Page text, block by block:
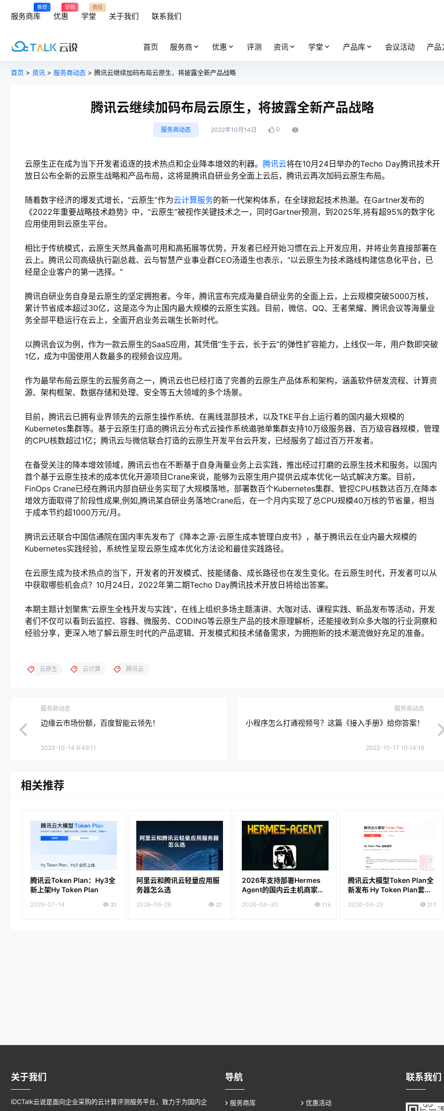
推荐
服务商库
促销
优惠
教程
学堂 关于我们 联系我们
首页 服务商 优惠 评测 资讯 学堂 产品库 会议活动 产品
首页 > 资讯 > 服务商动态 > 腾讯云继续加码布局云原生，将披露全新产品战略
腾讯云继续加码布局云原生，将披露全新产品战略
服务商动态 2022年10月14日 0
云原生正在成为当下开发者追逐的技术热点和企业降本增效的利器。 腾讯云将在10月24日举办的Techo Day腾讯技术开
放日公布全新的云原生战略和产品布局，这将是腾讯自研业务全面上云后，腾讯云再次加码云原生布局。
随着数字经济的爆发式增长，“云原生”作为云计算服务的新一代架构体系，在全球掀起技术热潮。在Gartner发布的
《2022年重要战略技术趋势》中，“云原生”被视作关键技术之一，同时Gartner预测，到2025年,将有超95%的数字化
应用使用到云原生平台。
相比于传统模式，云原生天然具备高可用和高拓展等优势，开发者已经开始习惯在云上开发应用，并将业务直接部署在
云上。腾讯公司高级执行副总裁、云与智慧产业事业群CEO汤道生也表示，“以云原生为技术路线构建信息化平台，已
经是企业客户的第一选择。”
腾讯自研业务自身是云原生的坚定拥抱者。今年，腾讯宣布完成海量自研业务的全面上云，上云规模突破5000万核，
累计节省成本超过30亿，这是迄今为止国内最大规模的云原生实践。目前，微信、QQ、王者荣耀、腾讯会议等海量业
务全部平稳运行在云上，全面开启业务云端生长新时代。
以腾讯会议为例，作为一款云原生的SaaS应用，其凭借“生于云，长于云”的弹性扩容能力，上线仅一年，用户数即突破
1亿，成为中国使用人数最多的视频会议应用。
作为最早布局云原生的云服务商之一，腾讯云也已经打造了完善的云原生产品体系和架构，涵盖软件研发流程、计算资
源、架构框架、数据存储和处理、安全等五大领域的多个场景。
目前，腾讯云已拥有业界领先的云原生操作系统、在离线混部技术，以及TKE平台上运行着的国内最大规模的
Kubernetes集群等。基于云原生打造的腾讯云分布式云操作系统遨驰单集群支持10万级服务器、百万级容器规模，管理
的CPU核数超过1亿；腾讯云与微信联合打造的云原生开发平台云开发，已经服务了超过百万开发者。
在备受关注的降本增效领域，腾讯云也在不断基于自身海量业务上云实践，推出经过打磨的云原生技术和服务。以国内
首个基于云原生技术的成本优化开源项目Crane来说，能够为云原生用户提供云成本优化一站式解决方案。目前，
FinOps Crane已经在腾讯内部自研业务实现了大规模落地，部署数百个Kubernetes集群、管控CPU核数达百万,在降本
增效方面取得了阶段性成果,例如,腾讯某自研业务落地Crane后，在一个月内实现了总CPU规模40万核的节省量，相当
于成本节约超1000万元/月。
腾讯云还联合中国信通院在国内率先发布了《降本之源-云原生成本管理白皮书》，基于腾讯云在业内最大规模的
Kubernetes实践经验，系统性呈现云原生成本优化方法论和最佳实践路径。
在云原生成为技术热点的当下，开发者的开发模式、技能储备、成长路径也在发生变化。在云原生时代，开发者可以从
中获取哪些机会点？10月24日，2022年第二期Techo Day腾讯技术开放日将给出答案。
本期主题计划聚焦“云原生全栈开发与实践”，在线上组织多场主题演讲、大咖对话、课程实践、新品发布等活动，开发
者们不仅可以看到云监控、容器、微服务、CODING等云原生产品的技术原理解析，还能接收到众多大咖的行业洞察和
经验分享，更深入地了解云原生时代的产品逻辑、开发模式和技术储备需求，为拥抱新的技术潮流做好充足的准备。
云原生 云计算 腾讯云
服务商动态
边缘云市场份额，百度智能云领先！
2022-10-14 9:49:11
服务商动态
小程序怎么打通视频号？这篇《接入手册》给你答案！
2022-10-17 10:14:19
相关推荐
腾讯云Token Plan：Hy3全
新上架Hy Token Plan
2026-07-14 33
阿里云和腾讯云轻量应用服
务器怎么选
2026-06-29 22
2026年支持部署Hermes
Agent的国内云主机商家推
2026-04-30 116
腾讯云大模型Token Plan全
新发布 Hy Token Plan套餐
仅需39元
2026-04-29 217
关于我们
IDCTalk云说是面向企业采购的云计算评测服务平台，致力于为国内企
导航
服务商库 优惠活动
联系我们